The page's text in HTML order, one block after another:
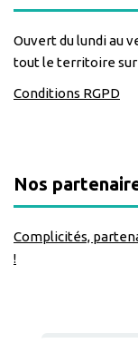
Ouvert du lundi au
tout le territoire
Conditions RGPD
Nos
Complicités,
!